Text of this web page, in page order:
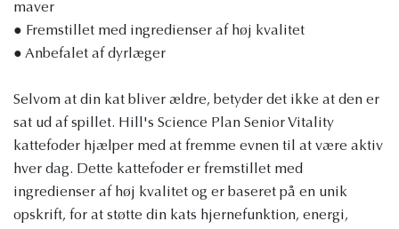
maver
● Fremstillet med ingredienser af høj kvalitet
● Anbefalet af dyrlæger
Selvom at din kat bliver ældre, betyder det ikke at den er
sat ud af spillet. Hill's Science Plan Senior Vitality
kattefoder hjælper med at fremme evnen til at være aktiv
hver dag. Dette kattefoder er fremstillet med
ingredienser af høj kvalitet og er baseret på en unik
opskrift, for at støtte din kats hjernefunktion, energi,